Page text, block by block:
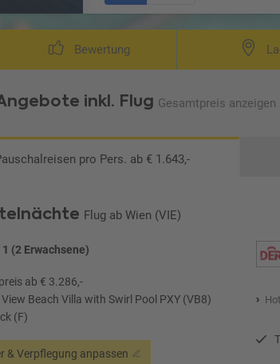
Bewertung
inkl. Flug Gesamtpreis anzeigen
pro Pers. ab € 1.643,-
Flug ab Wien (VIE)
(2 Erwachsene)
ab € 3.286,-
Beach Villa with Swirl Pool PXY (VB8)
(F)
& Verpflegung anpassen